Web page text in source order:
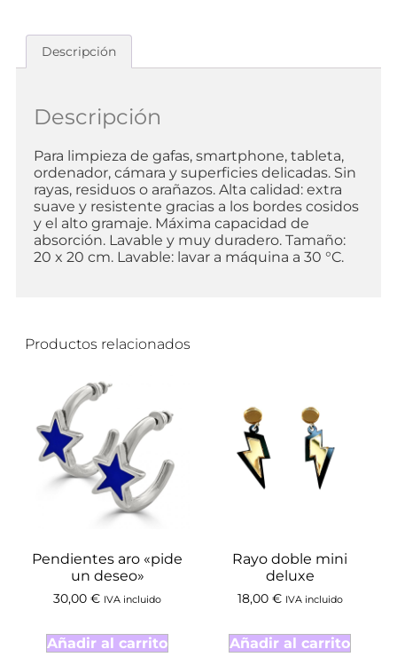
Descripción
Descripción
Para limpieza de gafas, smartphone, tableta,
ordenador, cámara y superficies delicadas. Sin
rayas, residuos o arañazos. Alta calidad: extra
suave y resistente gracias a los bordes cosidos
y el alto gramaje. Máxima capacidad de
absorción. Lavable y muy duradero. Tamaño:
20 x 20 cm. Lavable: lavar a máquina a 30 °C.
Productos relacionados
Pendientes aro «pide
un deseo»
30,00 € IVA incluido
Añadir al carrito
Rayo doble mini
deluxe
18,00 € IVA incluido
Añadir al carrito